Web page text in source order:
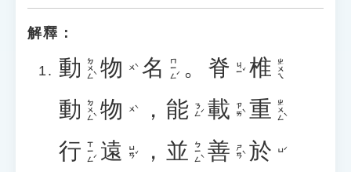
解釋：
動 ㄉㄨㄥˋ 物 ㄨˋ 名 ㄇㄧㄥˊ 。 脊 ㄐㄧˇ 椎 ㄓㄨㄟ
動 ㄉㄨㄥˋ 物 ㄨˋ ， 能 ㄋㄥˊ 載 ㄗㄞˋ 重 ㄓㄨㄥˋ
行 ㄒㄧㄥˊ 遠 ㄩㄢˇ ， 並 ㄅㄧㄥˋ 善 ㄕㄢˋ 於 ㄩˊ